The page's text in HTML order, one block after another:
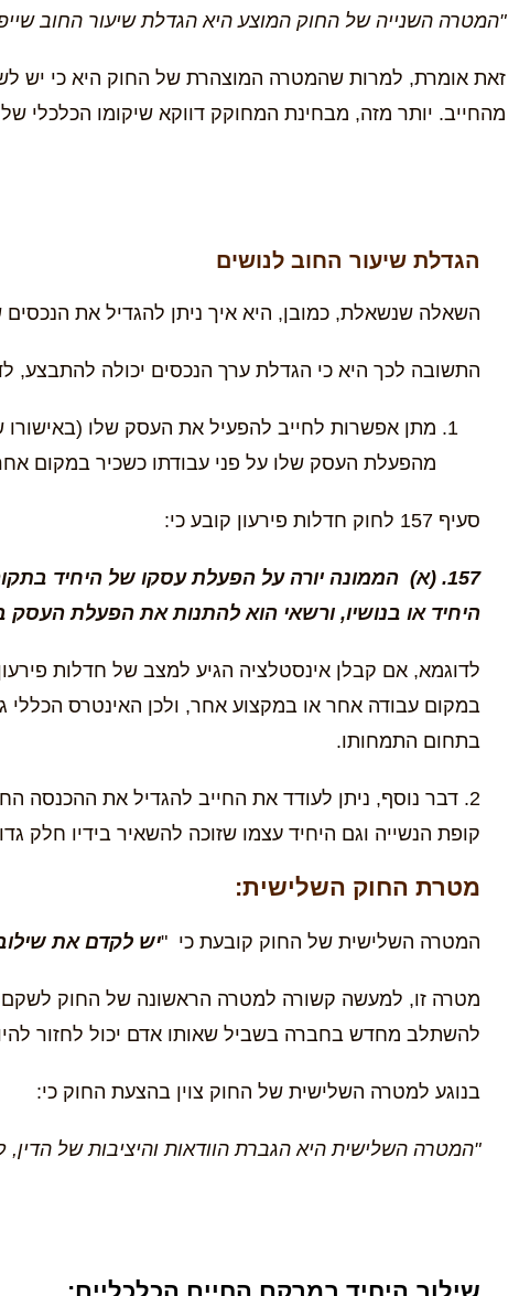
"המטרה השנייה של החוק המוצע היא הגדלת שיעור החוב
זאת אומרת, למרות שהמטרה המוצהרת של החוק היא כי יש
מהחייב. יותר מזה, מבחינת המחוקק דווקא שיקומו הכלכלי
הגדלת שיעור החוב לנושים
השאלה שנשאלת, כמובן, היא איך ניתן להגדיל את הנכסים
התשובה לכך היא כי הגדלת ערך הנכסים יכולה להתבצע,
מתן אפשרות לחייב להפעיל את העסק שלו
מהפעלת העסק שלו על פני עבודתו כשכיר במקום
סעיף 157 לחוק חדלות פירעון קובע כי:
157. (א) הממונה יורה על הפעלת עסקו של היחיד
היחיד או בנושיו, ורשאי הוא להתנות את הפעלת
לדוגמא, אם קבלן אינסטלציה הגיע למצב של חדלות
במקום עבודה אחר או במקצוע אחר, ולכן האינטרס
בתחום התמחותו.
2. דבר נוסף, ניתן לעודד את החייב להגדיל את ההכנסה
קופת הנשייה וגם היחיד עצמו שזוכה להשאיר בידיו חלק
מטרת החוק השלישית:
המטרה השלישית של החוק קובעת כי "יש לקדם את
מטרה זו, למעשה קשורה למטרה הראשונה של החוק לשקם
להשתלב מחדש בחברה בשביל שאותו אדם יכול לחזור
בנוגע למטרה השלישית של החוק צוין בהצעת החוק כי:
"המטרה השלישית היא הגברת הוודאות והיציבות של